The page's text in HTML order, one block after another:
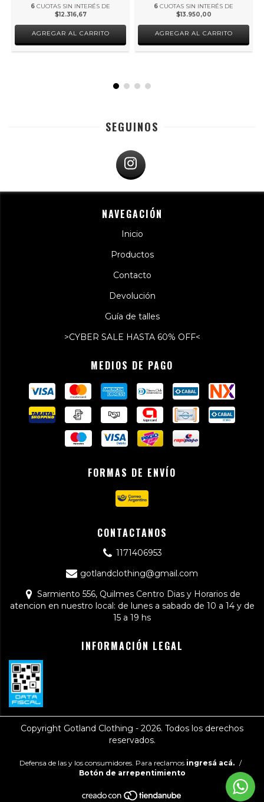
6 CUOTAS SIN INTERÉS DE
$12.316,67
AGREGAR AL CARRITO
6 CUOTAS SIN INTERÉS DE
$13.950,00
AGREGAR AL CARRITO
SEGUINOS
NAVEGACIÓN
Inicio
Productos
Contacto
Devolución
Guía de talles
>CYBER SALE HASTA 60% OFF<
MEDIOS DE PAGO
FORMAS DE ENVÍO
CONTACTANOS
1171406953
gotlandclothing@gmail.com
Sarmiento 556, Quilmes Centro Dias y Horarios de
atencion en nuestro local: de lunes a sabado de 10 a 14 y de
15 a 19 hs
INFORMACIÓN LEGAL
Copyright Gotland Clothing - 2026. Todos los derechos
reservados.
Defensa de las y los consumidores. Para reclamos ingresá acá. /
Botón de arrepentimiento